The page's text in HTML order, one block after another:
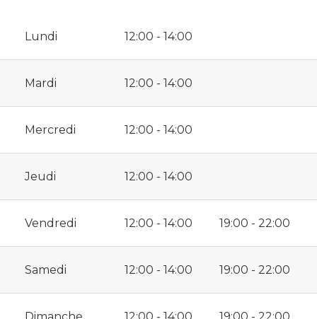
Lundi 12:00 - 14:00
Mardi 12:00 - 14:00
Mercredi 12:00 - 14:00
Jeudi 12:00 - 14:00
Vendredi 12:00 - 14:00 19:00 - 22:00
Samedi 12:00 - 14:00 19:00 - 22:00